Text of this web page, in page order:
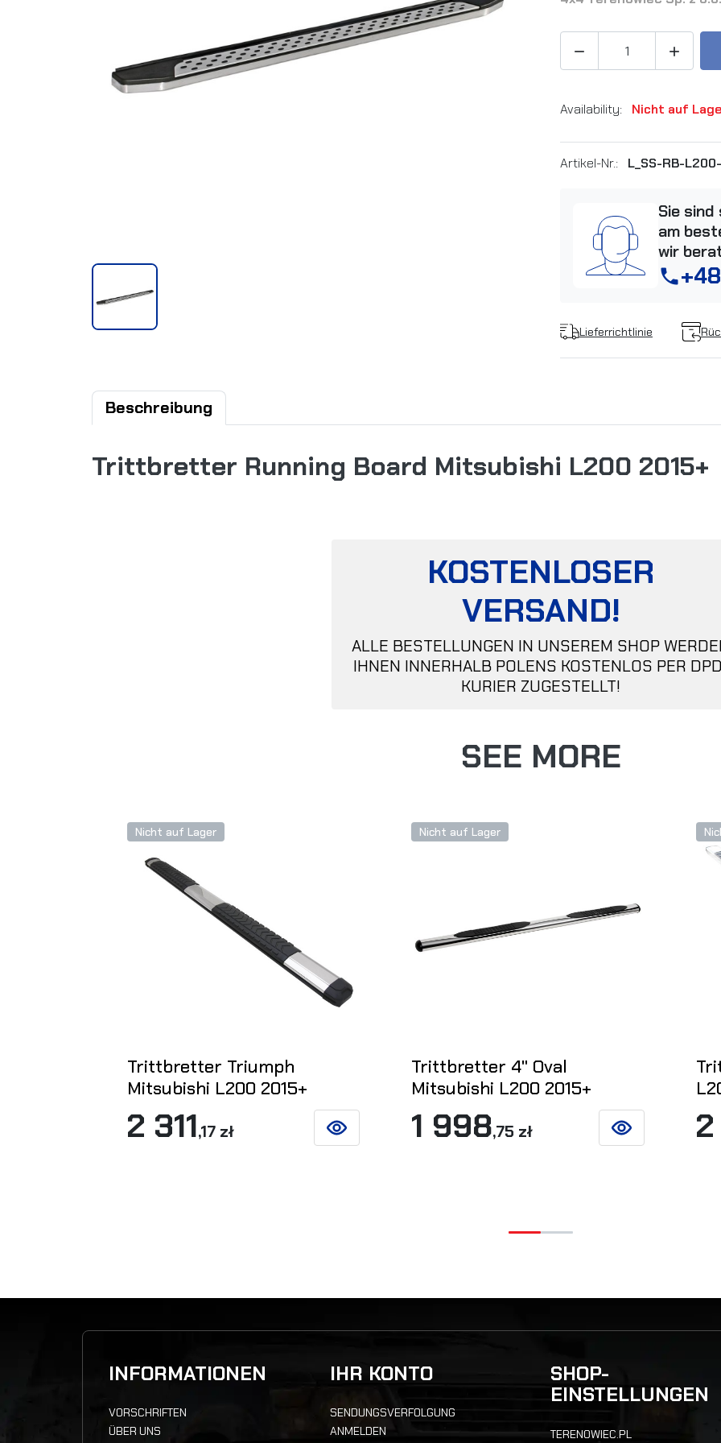
 
Availability: Nicht auf
Artikel-Nr.: L_SS-RB-
Sie
am
wir
phone
Lieferrichtlinie
Beschreibung
Trittbretter Running Board Mitsubishi L200 2015+
KOSTENLOSER
VERSAND!
ALLE BESTELLUNGEN IN UNSEREM SHOP
IHNEN INNERHALB POLENS KOSTENLOS PER
KURIER ZUGESTELLT!
SEE MORE
Nicht auf Lager
Trittbretter Triumph
Mitsubishi L200 2015+
2 311,17 zł SIEHE DETAILS
Nicht auf Lager
Trittbretter 4" Oval
Mitsubishi L200 2015+
1 998,75 zł SIEHE DETAILS
INFORMATIONEN
VORSCHRIFTEN
ÜBER UNS
IHR KONTO
SENDUNGSVERFOLGUNG
ANMELDEN
SHOP-
EINSTELLUNGEN
TERENOWIEC.PL